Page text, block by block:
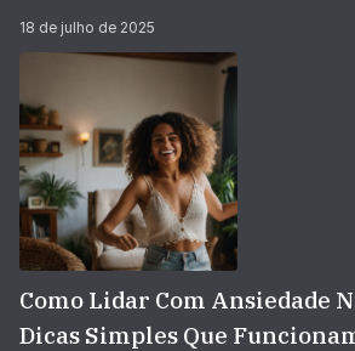
18 de julho de 2025
Como Lidar Com Ansiedade
Dicas Simples Que